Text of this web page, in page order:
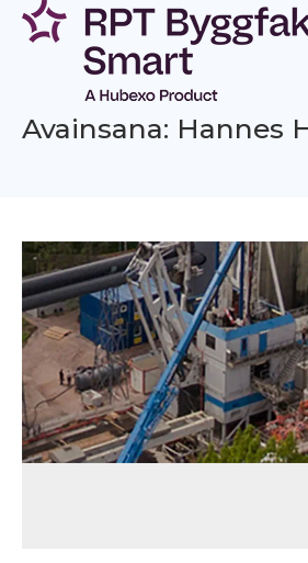
Siirry
sisältöön
Avainsana: Hannes